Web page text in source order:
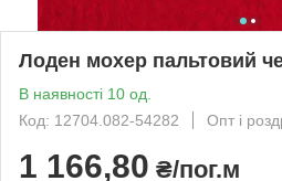
Лоден мохер пальтовий
В наявності 10 од.
Код: 12704.082-54282
Опт і
1 166,80 ₴/пог.м